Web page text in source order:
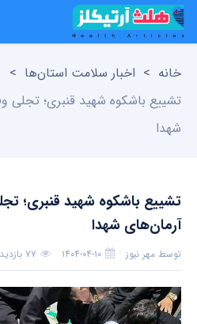
خانه > اخبار سلامت استان‌ها >
تشییع باشکوه شهید قنبری؛ تجلی
شهدا
تشییع باشکوه شهید قنبری؛
آرمان‌های شهدا
توسط مهر نیوز ۱۴۰۴-۰۴-۱۰ ۷۷ بازدید